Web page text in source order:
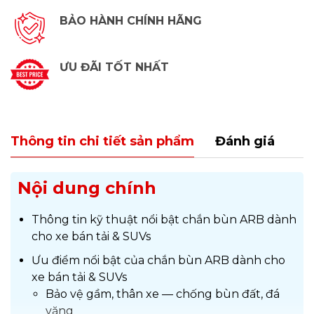
BẢO HÀNH CHÍNH HÃNG
ƯU ĐÃI TỐT NHẤT
Thông tin chi tiết sản phẩm Đánh giá
Nội dung chính
Thông tin kỹ thuật nổi bật chắn bùn ARB dành
cho xe bán tải & SUVs
Ưu điểm nổi bật của chắn bùn ARB dành cho
xe bán tải & SUVs
Bảo vệ gầm, thân xe — chống bùn đất, đá
văng